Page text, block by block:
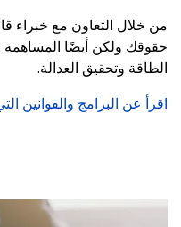
من خلال التعاون مع خبراء
حقوقك ولكن أيضًا
الطاقة وتحقيق العدالة.
اقرأ عن البرامج والقوانين